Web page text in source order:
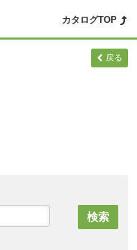
カタログTOP
戻る